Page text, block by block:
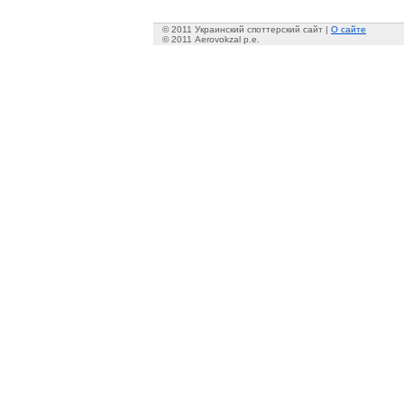
© 2011 Украинский споттерский сайт | О сайте
© 2011 Aerovokzal p.e.